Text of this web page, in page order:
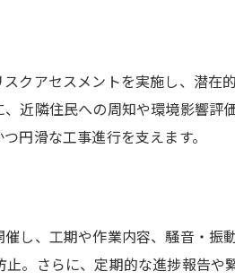
クアセスメントを実施し、潜在
近隣住民への周知や環境影響評
円滑な工事進行を支えます。
し、工期や作業内容、騒音・振
。さらに、定期的な進捗報告や